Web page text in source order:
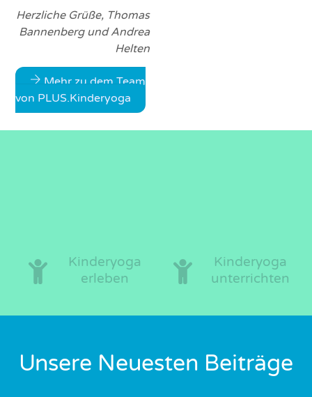
Herzliche Grüße, Thomas
Bannenberg und Andrea
Helten
Mehr zu dem Team
von PLUS.Kinderyoga
Kinderyoga
erleben
Kinderyoga
unterrichten
Unsere Neuesten Beiträge